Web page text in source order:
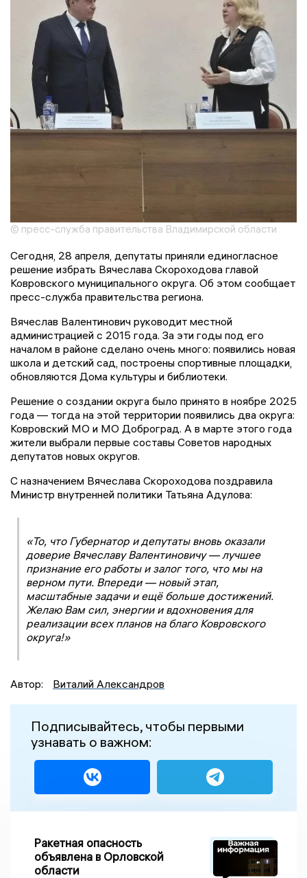
© пресс-служба правительства Владимирской области
Сегодня, 28 апреля, депутаты приняли единогласное
решение избрать Вячеслава Скороходова главой
Ковровского муниципального округа. Об этом сообщает
пресс-служба правительства региона.
Вячеслав Валентинович руководит местной
администрацией с 2015 года. За эти годы под его
началом в районе сделано очень много: появились новая
школа и детский сад, построены спортивные площадки,
обновляются Дома культуры и библиотеки.
Решение о создании округа было принято в ноябре 2025
года — тогда на этой территории появились два округа:
Ковровский МО и МО Доброград. А в марте этого года
жители выбрали первые составы Советов народных
депутатов новых округов.
С назначением Вячеслава Скороходова поздравила
Министр внутренней политики Татьяна Адулова:
«То, что Губернатор и депутаты вновь оказали
доверие Вячеславу Валентиновичу — лучшее
признание его работы и залог того, что мы на
верном пути. Впереди — новый этап,
масштабные задачи и ещё больше достижений.
Желаю Вам сил, энергии и вдохновения для
реализации всех планов на благо Ковровского
округа!»
Автор: Виталий Александров
Подписывайтесь, чтобы первыми
узнавать о важном:
Ракетная опасность
объявлена в Орловской
области